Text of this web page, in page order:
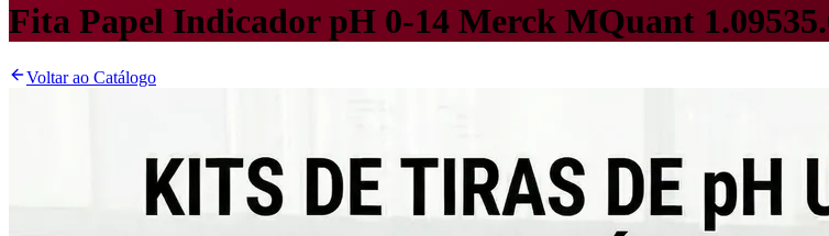
Fita Papel Indicador pH 0-14 Merck MQuant
Voltar ao Catálogo